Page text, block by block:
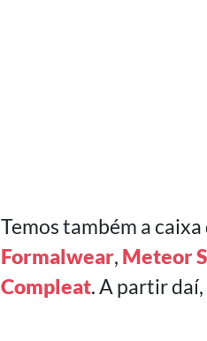
Temos também a
Formalwear, Meteor
Compleat. A partir